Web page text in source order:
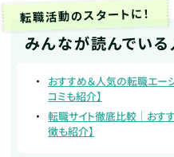
転職活動のスタートに！
みんなが読んでい
おすすめ＆人気の転職エー
コミも紹介】
転職サイト徹底比較｜おす
徴も紹介】